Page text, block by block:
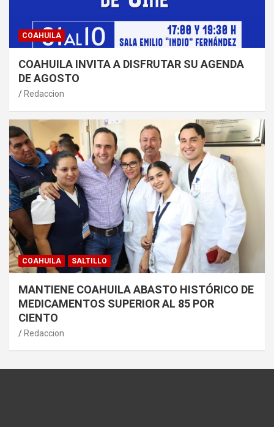
COAHUILA
COAHUILA INVITA A DISFRUTAR SU AGENDA
DE AGOSTO
Redaccion
COAHUILA SALTILLO
MANTIENE COAHUILA ABASTO HISTÓRICO DE
MEDICAMENTOS SUPERIOR AL 85 POR
CIENTO
Redaccion